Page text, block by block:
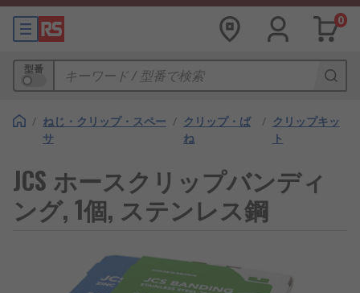
0
型番
/ ねじ・クリップ・スペー
サ
/ クリップ・ば
ね
/ クリップキッ
ト
JCS ホースクリップバンディ
ング, 1個, ステンレス鋼